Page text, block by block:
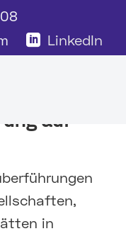

LinkedIn
auf
in